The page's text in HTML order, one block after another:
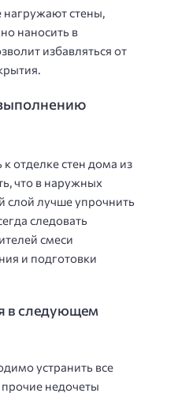
нагружают стены,
наносить в
избавляться от
отделке стен дома из
что в наружных
слой лучше упрочнить
следовать
смеси
и подготовки
в следующем
устранить все
недочеты